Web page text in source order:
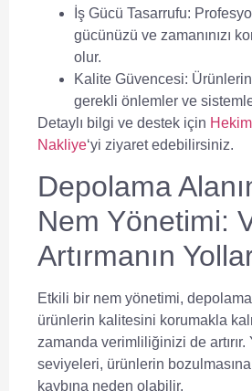
İş Gücü Tasarrufu:
gücünüzü ve zamanınızı
olur.
Kalite Güvencesi:
gerekli önlemler ve
Detaylı bilgi ve destek için
Nakliye‘yi ziyaret edebilirsiniz.
Depolama
Nem Yönetimi:
Artırmanın
Etkili bir nem yönetimi,
ürünlerin kalitesini korumakla
zamanda verimliliğinizi de
seviyeleri, ürünlerin
kaybına neden olabilir.